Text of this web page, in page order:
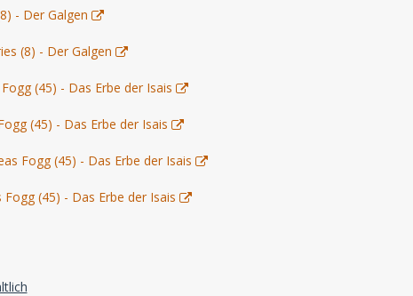
- Der Galgen
(8) - Der Galgen
(45) - Das Erbe der Isais
(45) - Das Erbe der Isais
Fogg (45) - Das Erbe der Isais
(45) - Das Erbe der Isais